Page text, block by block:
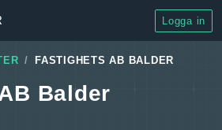
Logga in
FASTIGHETS AB BALDER
Balder